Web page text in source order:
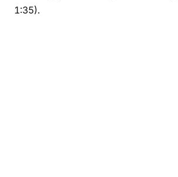
1:35).